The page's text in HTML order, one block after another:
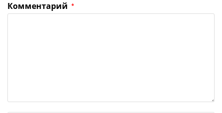
Комментарий *